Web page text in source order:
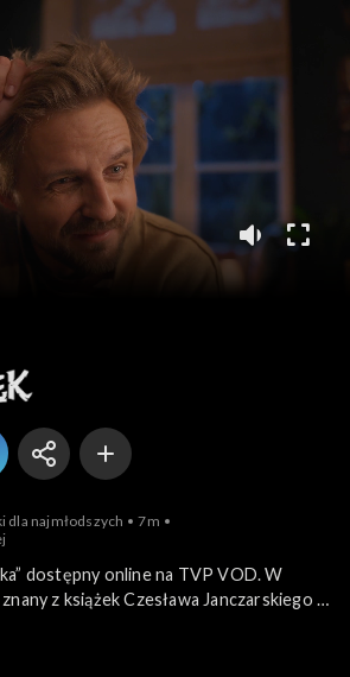
Miś Uszatek
dla najmłodszych
7m
dostępny online na TVP VOD. W
z książek Czesława Janczarskiego i
na kolejną przygodę w towarzystwie